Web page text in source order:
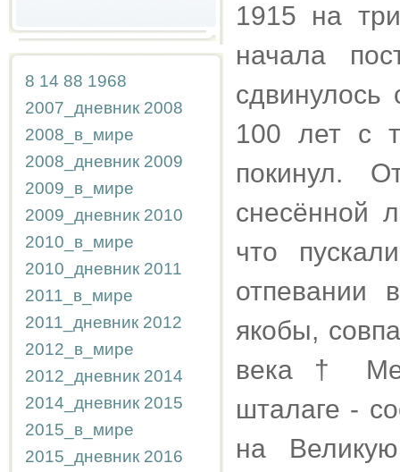
8 14 88 1968
2007_дневник 2008
2008_в_мире
2008_дневник 2009
2009_в_мире
2009_дневник 2010
2010_в_мире
2010_дневник 2011
2011_в_мире
2011_дневник 2012
2012_в_мире
2012_дневник 2014
2014_дневник 2015
2015_в_мире
2015_дневник 2016
1915 на
начала
100 лет с
покинул.
снесённой
что
отпевании
якобы,
века †
шталаге -
на